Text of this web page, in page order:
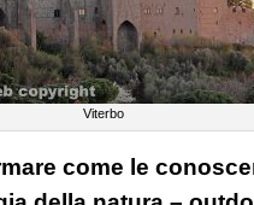
Viterbo
come le